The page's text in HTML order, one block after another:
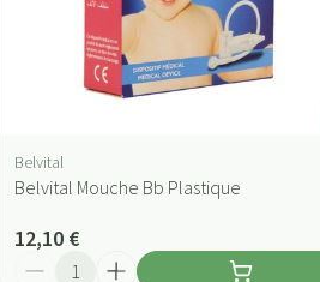
Belvital
Belvital Mouche Bb Plastique
12,10 €
Quantité